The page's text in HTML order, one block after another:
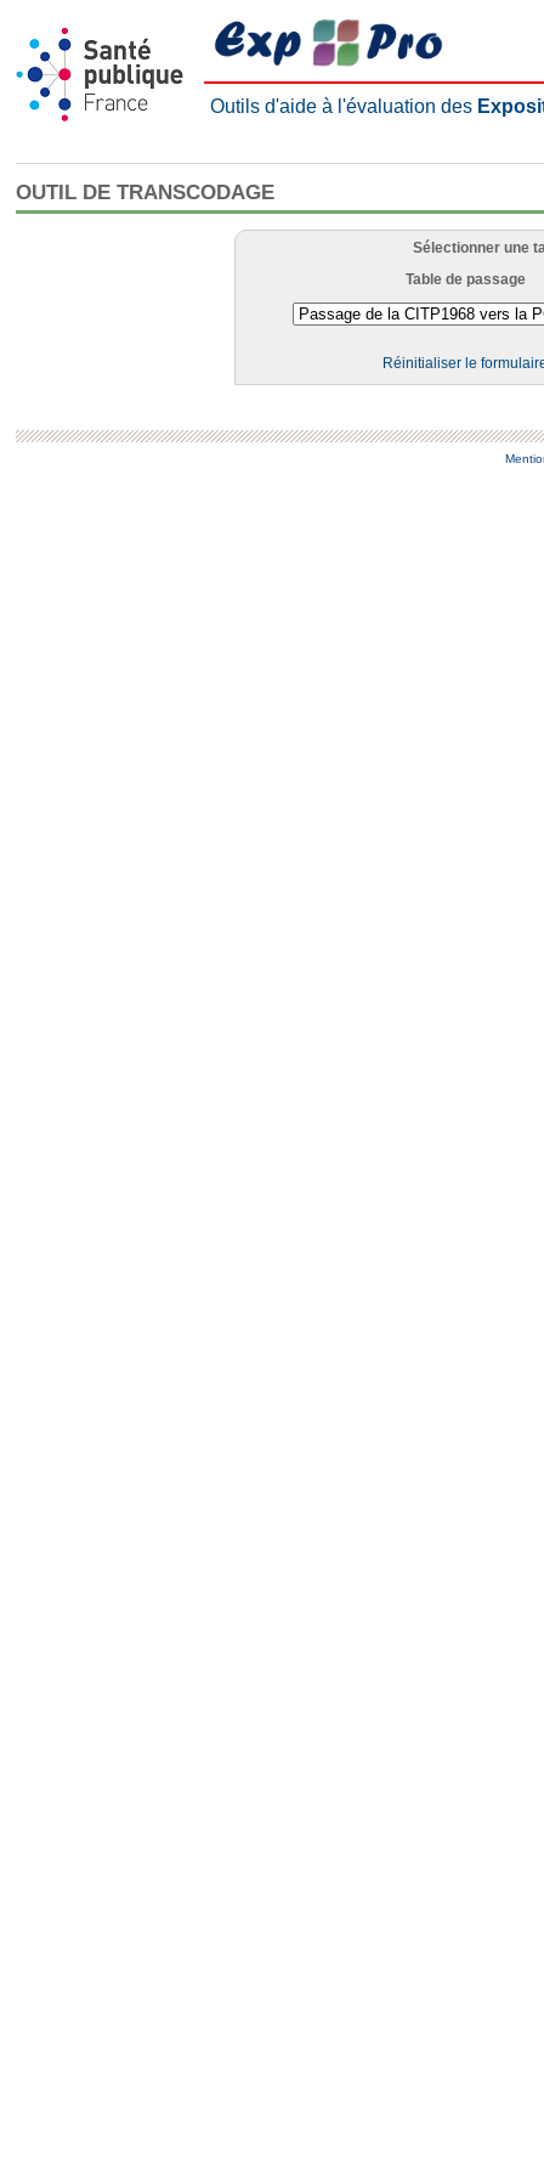
Outils d'aide à l'évaluation des
OUTIL DE TRANSCODAGE
Sélectionner une
Table de passage
Réinitialiser le